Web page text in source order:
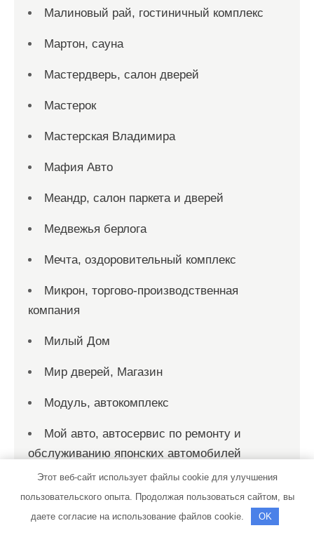
Малиновый рай, гостиничный комплекс
Мартон, сауна
Мастердверь, салон дверей
Мастерок
Мастерская Владимира
Мафия Авто
Меандр, салон паркета и дверей
Медвежья берлога
Мечта, оздоровительный комплекс
Микрон, торгово-производственная
компания
Милый Дом
Мир дверей, Магазин
Модуль, автокомплекс
Мой авто, автосервис по ремонту и
обслуживанию японских автомобилей
Навалишенское ущелье, комплекс отдыха
НаВсеСто
Этот веб-сайт использует файлы cookie для улучшения
пользовательского опыта. Продолжая пользоваться сайтом, вы
даете согласие на использование файлов cookie.
OK